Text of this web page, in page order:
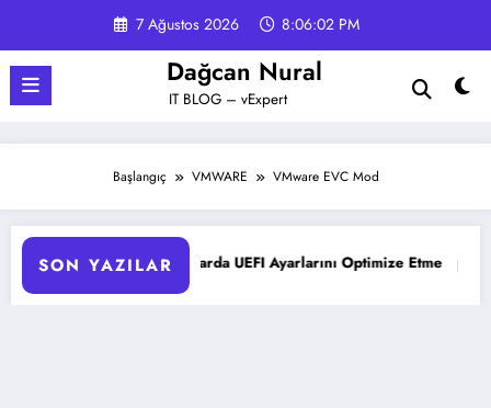
7 Ağustos 2026 8:06:03 PM
Dağcan Nural
IT BLOG – vExpert
Başlangıç VMWARE VMware EVC Mod
SON YAZILAR
Sunucularda UEFI Ayarlarını Optimize Etme Microsoft